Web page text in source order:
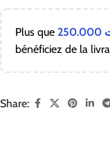
Plus que
bénéficiez de la
Share: